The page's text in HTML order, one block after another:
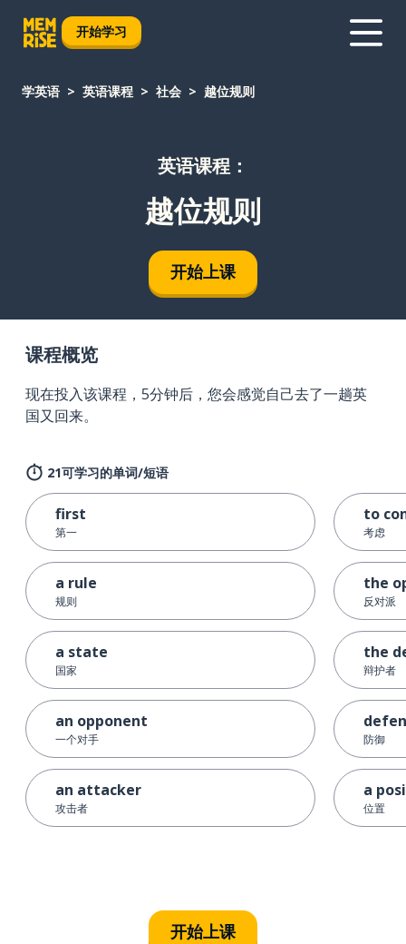
开始学习
学英语 英语课程 社会 越位规则
英语课程：
越位规则
开始上课
课程概览
现在投入该课程，5分钟后，您会感觉自己去了一趟英
国又回来。
21可学习的单词/短语
first
第一
a rule
规则
a state
国家
an opponent
一个对手
an attacker
攻击者
to
考虑
the
反对派
the
辩护者
防御
a
位置
开始上课